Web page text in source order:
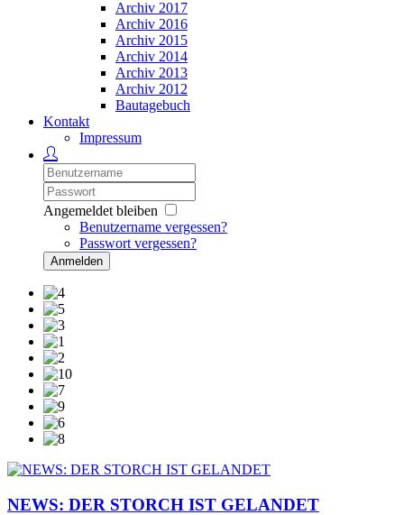
Archiv 2017
Archiv 2016
Archiv 2015
Archiv 2014
Archiv 2013
Archiv 2012
Bautagebuch
Kontakt
Impressum
Angemeldet bleiben
Benutzername vergessen?
Passwort vergessen?
Anmelden
NEWS: DER STORCH IST GELANDET